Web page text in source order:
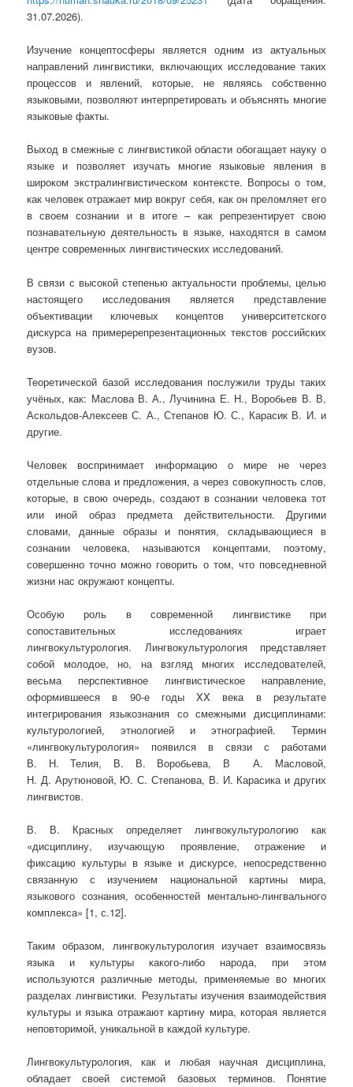
31.07.2026).
Изучение концептосферы является одним из актуальных
направлений лингвистики, включающих исследование таких
процессов и явлений, которые, не являясь собственно
языковыми, позволяют интерпретировать и объяснять многие
языковые факты.
Выход в смежные с лингвистикой области обогащает науку о
языке и позволяет изучать многие языковые явления в
широком экстралингвистическом контексте. Вопросы о том,
как человек отражает мир вокруг себя, как он преломляет его
в своем сознании и в итоге – как репрезентирует свою
познавательную деятельность в языке, находятся в самом
центре современных лингвистических исследований.
В связи с высокой степенью актуальности проблемы, целью
настоящего исследования является представление
объективации ключевых концептов университетского
дискурса на примеререпрезентационных текстов российских
вузов.
Теоретической базой исследования послужили труды таких
учёных, как: Маслова В. А., Лучинина Е. Н., Воробьев В. В,
Аскольдов-Алексеев С. А., Степанов Ю. С., Карасик В. И. и
другие.
Человек воспринимает информацию о мире не через
отдельные слова и предложения, а через совокупность слов,
которые, в свою очередь, создают в сознании человека тот
или иной образ предмета действительности. Другими
словами, данные образы и понятия, складывающиеся в
сознании человека, называются концептами, поэтому,
совершенно точно можно говорить о том, что повседневной
жизни нас окружают концепты.
Особую роль в современной лингвистике при
сопоставительных исследованиях играет
лингвокультурология. Лингвокультурология представляет
собой молодое, но, на взгляд многих исследователей,
весьма перспективное лингвистическое направление,
оформившееся в 90-е годы XX века в результате
интегрирования языкознания со смежными дисциплинами:
культурологией, этнологией и этнографией. Термин
«лингвокультурология» появился в связи с работами
В. Н. Телия, В. В. Воробьева, В А. Масловой,
Н. Д. Арутюновой, Ю. С. Степанова, В. И. Карасика и других
лингвистов.
В. В. Красных определяет лингвокультурологию как
«дисциплину, изучающую проявление, отражение и
фиксацию культуры в языке и дискурсе, непосредственно
связанную с изучением национальной картины мира,
языкового сознания, особенностей ментально-лингвального
комплекса» [1, с.12].
Таким образом, лингвокультурология изучает взаимосвязь
языка и культуры какого-либо народа, при этом
используются различные методы, применяемые во многих
разделах лингвистики. Результаты изучения взаимодействия
культуры и языка отражают картину мира, которая является
неповторимой, уникальной в каждой культуре.
Лингвокультурология, как и любая научная дисциплина,
обладает своей системой базовых терминов. Понятие